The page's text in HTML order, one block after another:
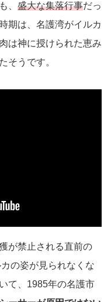
、 盛大な集落行事だっ
期は、名護湾がイルカ
は神に授けられた恵み
そうです。
が禁止される直前の
の姿が見られなくな
て、1985年の名護市